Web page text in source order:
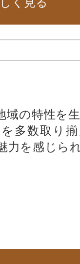
域の特性を
多数取り
力を感じら